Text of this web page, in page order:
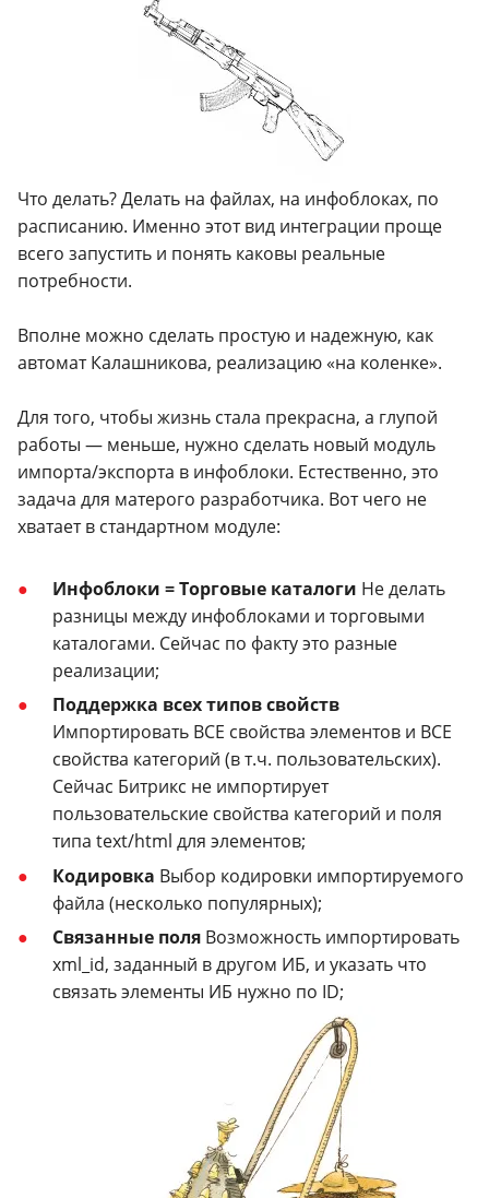
Что делать? Делать на файлах, на инфоблоках, по
расписанию. Именно этот вид интеграции проще
всего запустить и понять каковы реальные
потребности.
Вполне можно сделать простую и надежную, как
автомат Калашникова, реализацию «на коленке».
Для того, чтобы жизнь стала прекрасна, а глупой
работы — меньше, нужно сделать новый модуль
импорта/экспорта в инфоблоки. Естественно, это
задача для матерого разработчика. Вот чего не
хватает в стандартном модуле:
Инфоблоки = Торговые каталоги Не делать
разницы между инфоблоками и торговыми
каталогами. Сейчас по факту это разные
реализации;
Поддержка всех типов свойств
Импортировать ВСЕ свойства элементов и ВСЕ
свойства категорий (в т.ч. пользовательских).
Сейчас Битрикс не импортирует
пользовательские свойства категорий и поля
типа text/html для элементов;
Кодировка Выбор кодировки импортируемого
файла (несколько популярных);
Связанные поля Возможность импортировать
xml_id, заданный в другом ИБ, и указать что
связать элементы ИБ нужно по ID;